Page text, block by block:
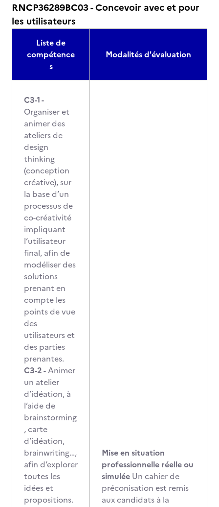
RNCP36289BC03 - Concevoir avec et pour
les utilisateurs
Liste de
compétence
s
Modalités d'évaluation
C3-1 -
Organiser et
animer des
ateliers de
design
thinking
(conception
créative), sur
la base d’un
processus de
co-créativité
impliquant
l’utilisateur
final, afin de
modéliser des
solutions
prenant en
compte les
points de vue
des
utilisateurs et
des parties
prenantes.
C3-2 -Animer
un atelier
d’idéation, à
l’aide de
brainstorming
, carte
d’idéation,
brainwriting…,
afin d’explorer
toutes les
idées et
propositions.
Mise en situation
professionnelle réelle ou
simulée Un cahier de
préconisation est remis
aux candidats à la